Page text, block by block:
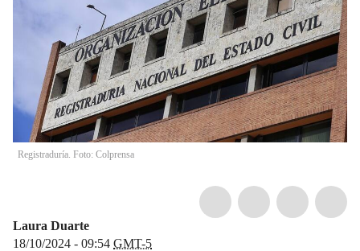
Registraduría. Foto: Colprensa
Laura Duarte
18/10/2024 - 09:54 GMT-5